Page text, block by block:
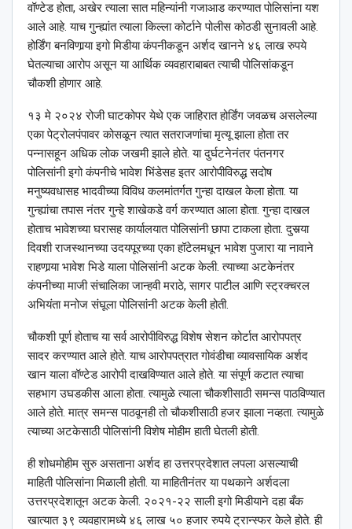
वॉण्टेड होता, अखेर त्याला सात महिन्यांनी गजाआड करण्यात पोलिसांना यश
आले आहे. याच गुन्ह्यांत त्याला किल्ला कोर्टाने पोलीस कोठडी सुनावली आहे.
होर्डिंग बनविणार्‍या इगो मिडीया कंपनीकडून अर्शद खानने ४६ लाख रुपये
घेतल्याचा आरोप असून या आर्थिक व्यवहाराबाबत त्याची पोलिसांकडून
चौकशी होणार आहे.
१३ मे २०२४ रोजी घाटकोपर येथे एक जाहिरात होर्डिंग जवळच असलेल्या
एका पेट्रोलपंपावर कोसळून त्यात सतराजणांचा मृत्यू झाला होता तर
पन्नासहून अधिक लोक जखमी झाले होते. या दुर्घटनेनंतर पंतनगर
पोलिसांनी इगो कंपनीचे भावेश भिंडेसह इतर आरोपीविरुद्ध सदोष
मनुष्यवधासह भादवीच्या विविध कलमांतर्गत गुन्हा दाखल केला होता. या
गुन्ह्यांचा तपास नंतर गुन्हे शाखेकडे वर्ग करण्यात आला होता. गुन्हा दाखल
होताच भावेशच्या घरासह कार्यालयात पोलिसांनी छापा टाकला होता. दुसर्‍या
दिवशी राजस्थानच्या उदयपूरच्या एका हॉटेलमधून भावेश पुजारा या नावाने
राहणार्‍या भावेश भिडे याला पोलिसांनी अटक केली. त्याच्या अटकेनंतर
कंपनीच्या माजी संचालिका जान्हवी मराठे, सागर पाटील आणि स्ट्रक्चरल
अभियंता मनोज संघूला पोलिसांनी अटक केली होती.
चौकशी पूर्ण होताच या सर्व आरोपीविरुद्ध विशेष सेशन कोर्टात आरोपपत्र
सादर करण्यात आले होते. याच आरोपपत्रात गोवंडीचा व्यावसायिक अर्शद
खान याला वॉण्टेड आरोपी दाखविण्यात आले होते. या संपूर्ण कटात त्याचा
सहभाग उघडकीस आला होता. त्यामुळे त्याला चौकशीसाठी समन्स पाठविण्यात
आले होते. मात्र समन्स पाठवूनही तो चौकशीसाठी हजर झाला नव्हता. त्यामुळे
त्याच्या अटकेसाठी पोलिसांनी विशेष मोहीम हाती घेतली होती.
ही शोधमोहीम सुरु असताना अर्शद हा उत्तरप्रदेशात लपला असल्याची
माहिती पोलिसांना मिळाली होती. या माहितीनंतर या पथकाने अर्शदला
उत्तरप्रदेशातून अटक केली. २०२१-२२ साली इगो मिडीयाने दहा बँक
खात्यात ३९ व्यवहारामध्ये ४६ लाख ५० हजार रुपये ट्रान्स्फर केले होते. ही